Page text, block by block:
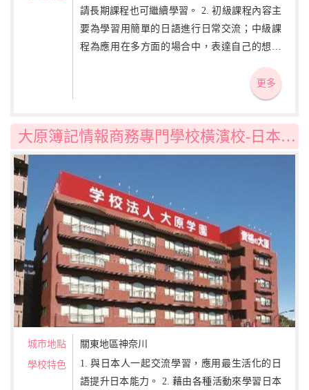
請長期課程也可繼續學習。 2. 初級課程內容主
要為學習用簡單的日語進行日常交流；中級課
程為應用在多方面的場合中，表達自己的想法
了學習日語外，多加了小論文與社會時事，使
更多
大原簿記情報商務專門學校橫濱校-日本語學科
城市地點
關東地區神奈川
學校特色
1. 與日本人一起交流學習，應用最生活化的日
語提升日本能力。 2. 藉由各種活動來學習日本